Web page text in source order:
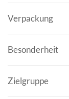
Verpackung
Besonderheit
Zielgruppe